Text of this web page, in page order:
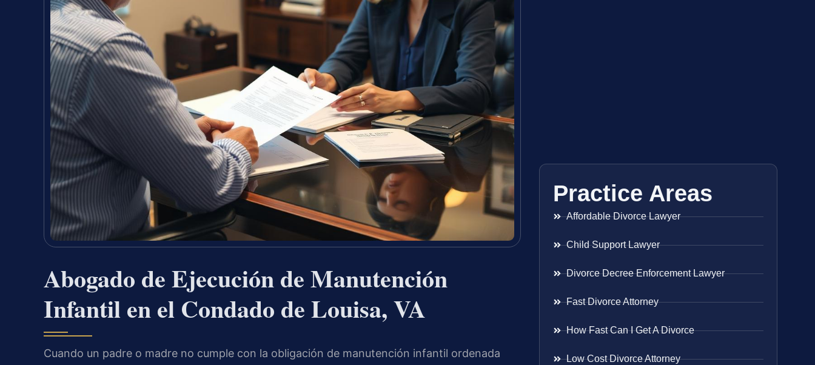
Abogado de Ejecución de Manutención
Infantil en el Condado de Louisa, VA
Cuando un padre o madre no cumple con la obligación de manutención infantil ordenada
Practice Areas
Affordable Divorce Lawyer
Child Support Lawyer
Divorce Decree Enforcement Lawyer
Fast Divorce Attorney
How Fast Can I Get A Divorce
Low Cost Divorce Attorney